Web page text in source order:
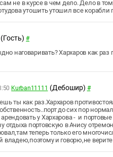
не в курсе в чем дело. Дело в
утошить утошил все корабли
(Гость) #
наговаривать? Хархаров как
Kurban11111 (Дебошир) #
ты как раз.Хархаров
до сих пор
арендовать у Хархарова - и
отдыха портовскую в Ачису
теперь только его
владею,поэтому и говорю,не верите